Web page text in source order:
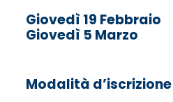
Giovedì 19 Febbraio
Giovedì 5 Marzo
Modalità d’iscrizione